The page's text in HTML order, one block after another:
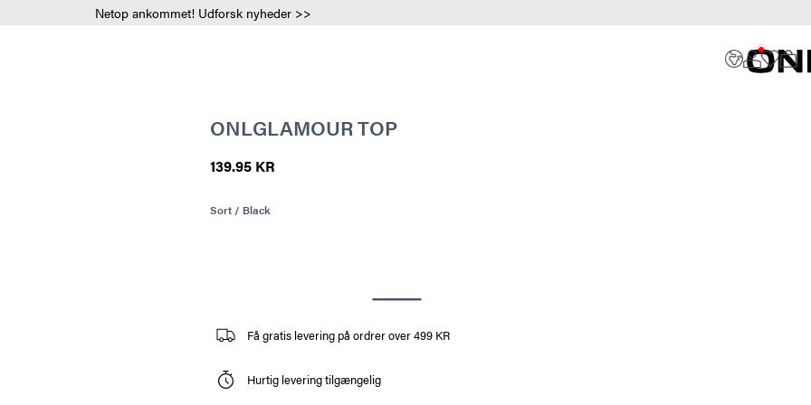
Netop ankommet! Udforsk nyheder >>
ONLGLAMOUR TOP
139.95 KR
Sort / Black
Få gratis levering på ordrer over 499 KR
Hurtig levering tilgængelig